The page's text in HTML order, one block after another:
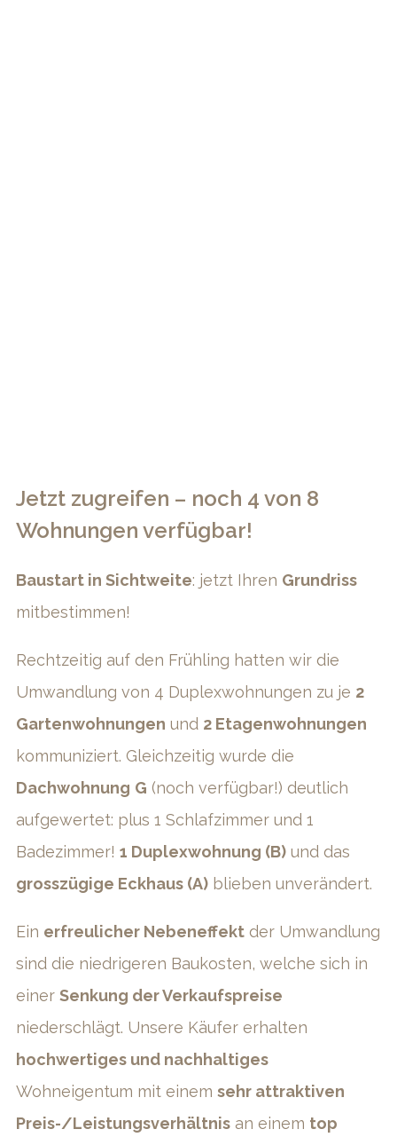
Jetzt zugreifen – noch 4 von 8
Wohnungen verfügbar!
Baustart in Sichtweite: jetzt Ihren Grundriss
mitbestimmen!
Rechtzeitig auf den Frühling hatten wir die
Umwandlung von 4 Duplexwohnungen zu je 2
Gartenwohnungen und 2 Etagenwohnungen
kommuniziert. Gleichzeitig wurde die
Dachwohnung G (noch verfügbar!) deutlich
aufgewertet: plus 1 Schlafzimmer und 1
Badezimmer! 1 Duplexwohnung (B) und das
grosszügige Eckhaus (A) blieben unverändert.
Ein erfreulicher Nebeneffekt der Umwandlung
sind die niedrigeren Baukosten, welche sich in
einer Senkung der Verkaufspreise
niederschlägt. Unsere Käufer erhalten
hochwertiges und nachhaltiges
Wohneigentum mit einem sehr attraktiven
Preis-/Leistungsverhältnis an einem top